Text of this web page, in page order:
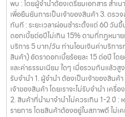
พบ : โดยผู้จำนำต้องเตรียมเอกสาร สำเ
เพื่อยืนยันการเป็นเจ้าของสินค้า 3. ตรว
ทันที : ระยะเวลาผ่อนชำระตั้งแต่ 60 วัน
ดอกเบี้ยต่อปีไม่เกิน 15% ตามที่กฏหมา
บริการ 5 บาท/วัน ท่านโอนเงินค่าบริก
สินค้า) อัตราดอกเบี้ยร้อยละ 15 ต่อปี โ
และค่าธรรมเนียม ใดๆ เมื่อรวมกันแล้ว
รับจำนำ 1. ผู้จำนำ ต้องเป็นเจ้าของสินค้
เจ้าของสินค้า โดยเราจะไม่รับจำนำ เครื่
2. สินค้าที่นำมาจำนำไม่ควรเกิน 1-2 ปี :
รายการ โดยสินค้าต้องอยู่ในสภาพดี ไม่เ